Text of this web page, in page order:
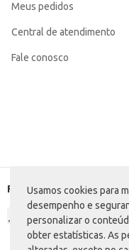
Usamos cookies para
desempenho e
personalizar o
obter estatísticas. As
Departamento: Bebidas
Conteúdo: 200ml
Meus pedidos
Central de atendimento
Fale conosco
Formas de pagamento